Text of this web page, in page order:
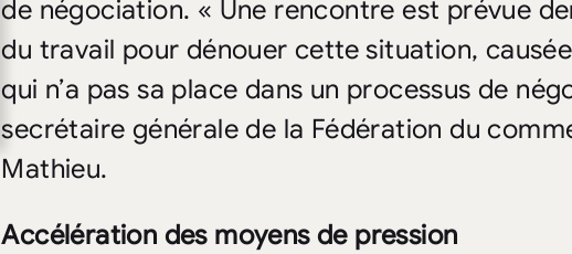
de négociation. « Une rencontre est prévue
du travail pour dénouer cette situation,
qui n’a pas sa place dans un processus de
secrétaire générale de la Fédération du
Mathieu.
Accélération des moyens de pression